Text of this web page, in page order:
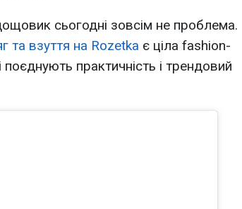
сьогодні зовсім не проблема.
та взуття на Rozetka є ціла fashion-
поєднують практичність і трендовий